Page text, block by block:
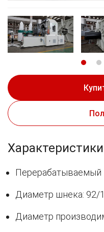
Характеристики
Перерабатываемый
Диаметр шнека: 92/
Диаметр